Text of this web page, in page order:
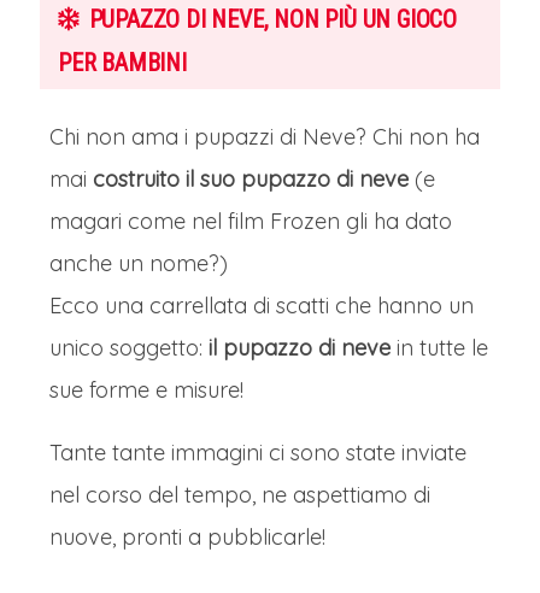
PUPAZZO DI NEVE, NON PIÙ UN GIOCO
PER BAMBINI
Chi non ama i pupazzi di Neve? Chi non ha
mai costruito il suo pupazzo di neve (e
magari come nel film Frozen gli ha dato
anche un nome?)
Ecco una carrellata di scatti che hanno un
unico soggetto: il pupazzo di neve in tutte le
sue forme e misure!
Tante tante immagini ci sono state inviate
nel corso del tempo, ne aspettiamo di
nuove, pronti a pubblicarle!